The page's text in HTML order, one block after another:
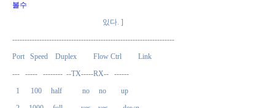
볼수
있다. ]
------------------------------------------------------------------
Port
Speed Duplex Flow Ctrl
Link
---
----- -------- --TX-----RX--
------
1
100 half no no
up